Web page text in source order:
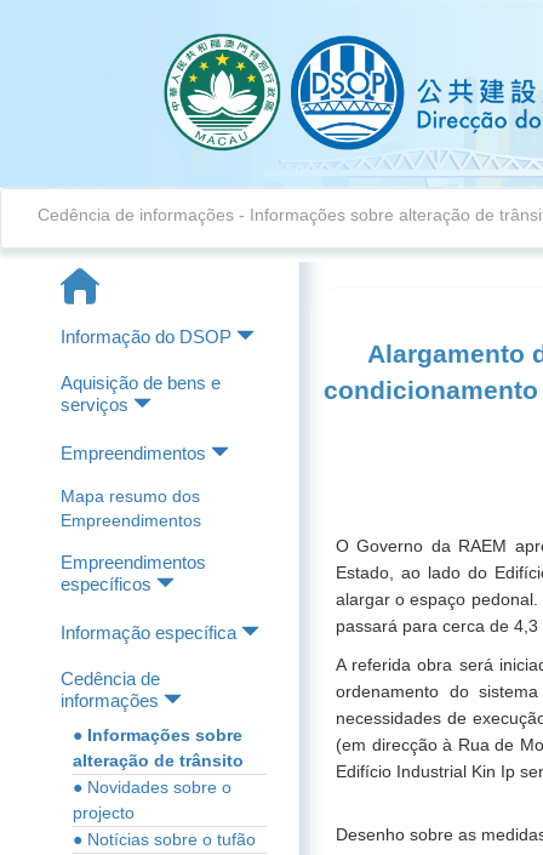
Cedência de informações - Informações sobre alteração de
Informação do DSOP
Aquisição de bens e
serviços
Empreendimentos
Mapa resumo dos
Empreendimentos
Empreendimentos
específicos
Informação específica
Cedência de
informações
● Informações sobre
alteração de trânsito
● Novidades sobre o
projecto
● Notícias sobre o tufão
Alargamento
condicionamento
O Governo da RAEM
Estado, ao lado do
alargar o espaço
passará para cerca de
A referida obra será
ordenamento do
necessidades de
(em direcção à Rua de
Edifício Industrial Kin Ip
Desenho sobre as